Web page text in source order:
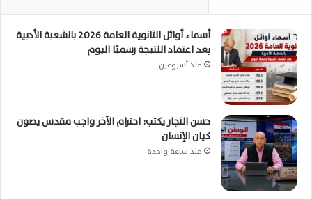
أسماء أوائل الثانوية العامة 2026 بالشعبة الأدبية
بعد اعتماد النتيجة رسميًا اليوم
منذ أسبوعين
حسن النجار يكتب: احترام الآخر واجب مقدس يصون
كيان الإنسان
منذ ساعة واحدة